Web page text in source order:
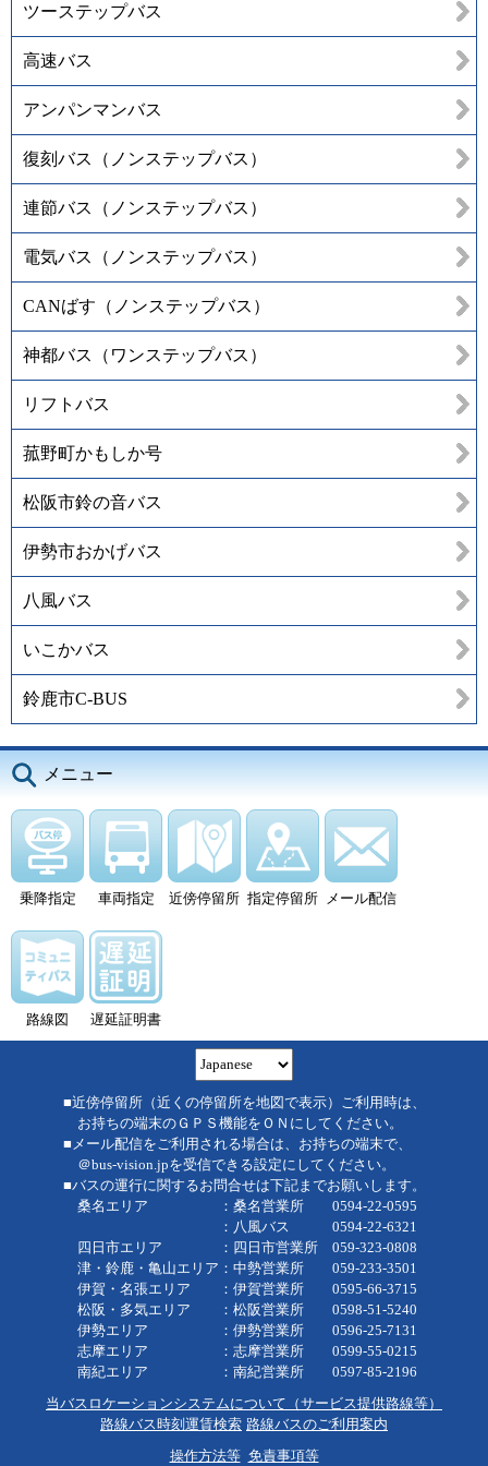
ツーステップバス
高速バス
アンパンマンバス
復刻バス（ノンステップバス）
連節バス（ノンステップバス）
電気バス（ノンステップバス）
CANばす（ノンステップバス）
神都バス（ワンステップバス）
リフトバス
菰野町かもしか号
松阪市鈴の音バス
伊勢市おかげバス
八風バス
いこかバス
鈴鹿市C-BUS
メニュー
乗降指定 車両指定 近傍停留所 指定停留所 メール配信
路線図 遅延証明書
■近傍停留所（近くの停留所を地図で表示）ご利用時は、
お持ちの端末のＧＰＳ機能をＯＮにしてください。
■メール配信をご利用される場合は、お持ちの端末で、
＠bus-vision.jpを受信できる設定にしてください。
■バスの運行に関するお問合せは下記までお願いします。
桑名エリア ：桑名営業所 0594-22-0595
：八風バス 0594-22-6321
四日市エリア ：四日市営業所 059-323-0808
津・鈴鹿・亀山エリア：中勢営業所 059-233-3501
伊賀・名張エリア ：伊賀営業所 0595-66-3715
松阪・多気エリア ：松阪営業所 0598-51-5240
伊勢エリア ：伊勢営業所 0596-25-7131
志摩エリア ：志摩営業所 0599-55-0215
南紀エリア ：南紀営業所 0597-85-2196
当バスロケーションシステムについて（サービス提供路線等）
路線バス時刻運賃検索 路線バスのご利用案内
操作方法等 免責事項等